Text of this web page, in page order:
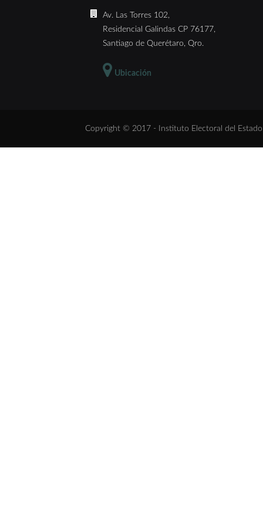
Av. Las Torres 102,
Residencial Galindas CP 76177,
Santiago de Querétaro, Qro.
Ubicación
Copyright © 2017 - Instituto Electoral del